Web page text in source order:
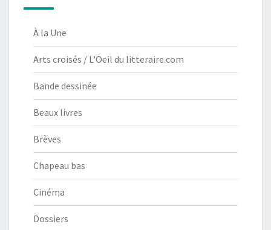
À la Une
Arts croisés / L'Oeil du litteraire.com
Bande dessinée
Beaux livres
Brèves
Chapeau bas
Cinéma
Dossiers